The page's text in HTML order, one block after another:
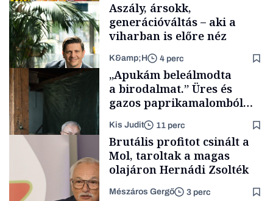
Makro
TÁMOGATÓI
TARTALOM
Aszály, ársokk,
generációváltás – aki a
viharban is előre néz
K&amp;H 4 perc
Családi
„Apukám beleálmodta
a birodalmat.” Üres és
gazos paprikamalomból
lett az igazi családi
fűszersztori
Kis Judit 11 perc
Brutális profitot csinált a
Mol, taroltak a magas
olajáron Hernádi Zsolték
Mészáros Gergő 3 perc